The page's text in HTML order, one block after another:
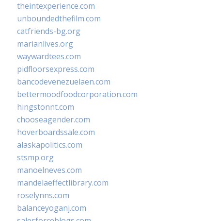
theintexperience.com
unboundedthefilm.com
catfriends-bg.org
marianlives.org
waywardtees.com
pidfloorsexpress.com
bancodevenezuelaen.com
bettermoodfoodcorporation.com
hingstonnt.com
chooseagender.com
hoverboardssale.com
alaskapolitics.com
stsmp.org
manoelneves.com
mandelaeffectlibrary.com
roselynns.com
balanceyoganj.com